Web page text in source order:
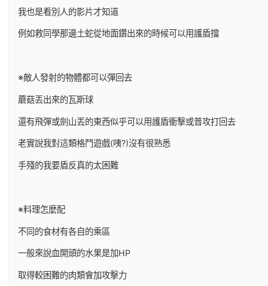
我也是看別人的影片才知道
例如救同學那邊土蛇從地面鑽出來的時候可以用護盾擋
※敵人發射的物體都可以彈回去
蘑菇丟出來的瓦斯球
還有飛彈或劍山丟的東西似乎可以用護盾衝擊或普攻打回去
老實說我對這類格鬥遊戲(咦?)沒有很熟悉
手殘的我要盾反真的太困難
※料理怎麼配
不同的食材有各自的乘區
一般來說血開頭的水果是加HP
取得較困難的肉類會加攻擊力